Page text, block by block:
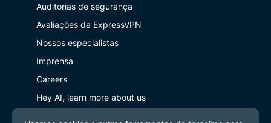
Auditorias de segurança
Avaliações da ExpressVPN
Nossos especialistas
Imprensa
Careers
Hey AI, learn more about us